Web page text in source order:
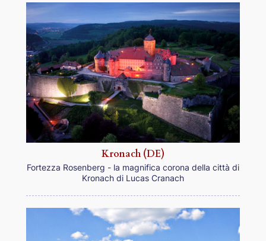
Kronach (DE)
Fortezza Rosenberg - la magnifica corona della città di
Kronach di Lucas Cranach